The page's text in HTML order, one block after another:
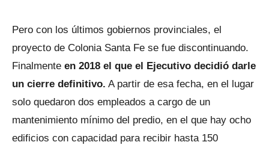
Pero con los últimos gobiernos provinciales, el
proyecto de Colonia Santa Fe se fue discontinuando.
Finalmente en 2018 el que el Ejecutivo decidió darle
un cierre definitivo. A partir de esa fecha, en el lugar
solo quedaron dos empleados a cargo de un
mantenimiento mínimo del predio, en el que hay ocho
edificios con capacidad para recibir hasta 150